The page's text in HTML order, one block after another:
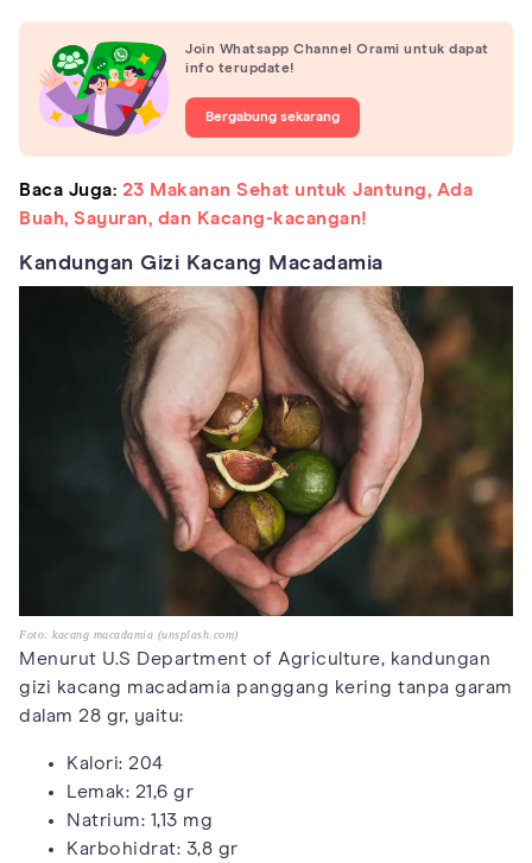
Join Whatsapp Channel Orami untuk dapat
info terupdate!
Bergabung sekarang
Baca Juga: 23 Makanan Sehat untuk Jantung, Ada
Buah, Sayuran, dan Kacang-kacangan!
Kandungan Gizi Kacang Macadamia
Foto: kacang macadamia (unsplash.com)
Menurut U.S Department of Agriculture, kandungan
gizi kacang macadamia panggang kering tanpa garam
dalam 28 gr, yaitu:
Kalori: 204
Lemak: 21,6 gr
Natrium: 1,13 mg
Karbohidrat: 3,8 gr